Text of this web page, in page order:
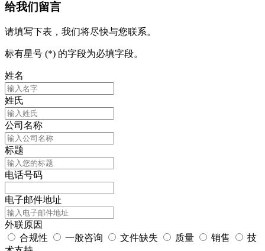
给我们留言
请填写下表，我们将尽快与您联系。
标有星号 (*) 的字段为必填字段。
姓名
姓氏
公司名称
标题
电话号码
电子邮件地址
外联原因
合规性
一般咨询 文件缺失 质量 销售
技